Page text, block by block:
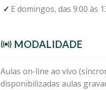
E domingos, das 9:00 às
MODALIDADE
Aulas on-line ao vivo
disponibilizadas aulas